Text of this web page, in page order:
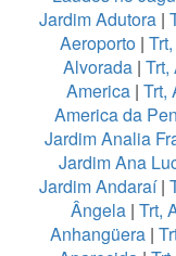
Jardim Adutora |
Aeroporto |
Alvorada | Trt,
America| Trt,
America da
Jardim Analia
Jardim Ana
Jardim Andaraí|
Ângela| Trt,
Anhangüera |